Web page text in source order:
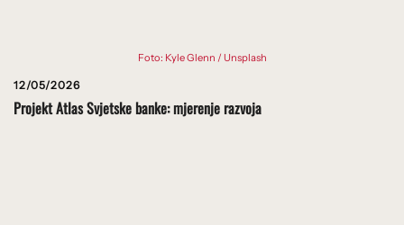
Foto: Kyle Glenn / Unsplash
12/05/2026
Projekt Atlas Svjetske banke: mjerenje razvoja